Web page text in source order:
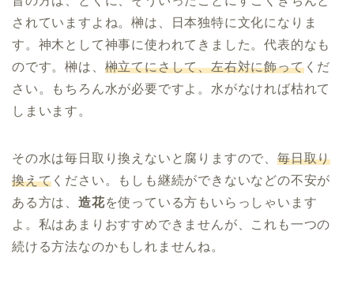
されていますよね。榊は、日本独特に文化になりま
す。神木として神事に使われてきました。代表的なも
のです。榊は、 榊立てにさして、左右対に飾ってくだ
さい。もちろん水が必要ですよ。水がなければ枯れて
しまいます。
その水は毎日取り換えないと腐りますので、 毎日取り
換えて ください。もしも継続ができないなどの不安が
ある方は、 造花を使っている方もいらっしゃいます
よ。私はあまりおすすめできませんが、これも一つの
続ける方法なのかもしれませんね。